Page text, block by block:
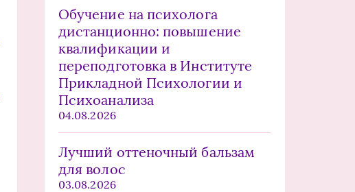
Обучение на психолога
дистанционно: повышение
квалификации и
переподготовка в Институте
Прикладной Психологии и
Психоанализа
04.08.2026
Лучший оттеночный бальзам
для волос
03.08.2026